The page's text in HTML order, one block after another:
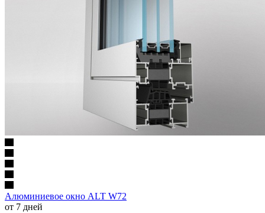
Алюминиевое окно ALT W72
от 7 дней